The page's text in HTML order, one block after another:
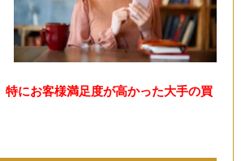
特にお客様満足度が高かった大手の買